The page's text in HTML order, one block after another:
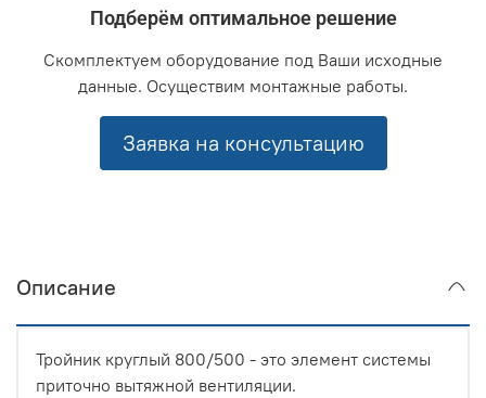
Подберём оптимальное решение
Скомплектуем оборудование под Ваши исходные
данные. Осуществим монтажные работы.
Заявка на консультацию
Описание
Тройник круглый 800/500 - это элемент системы
приточно вытяжной вентиляции.